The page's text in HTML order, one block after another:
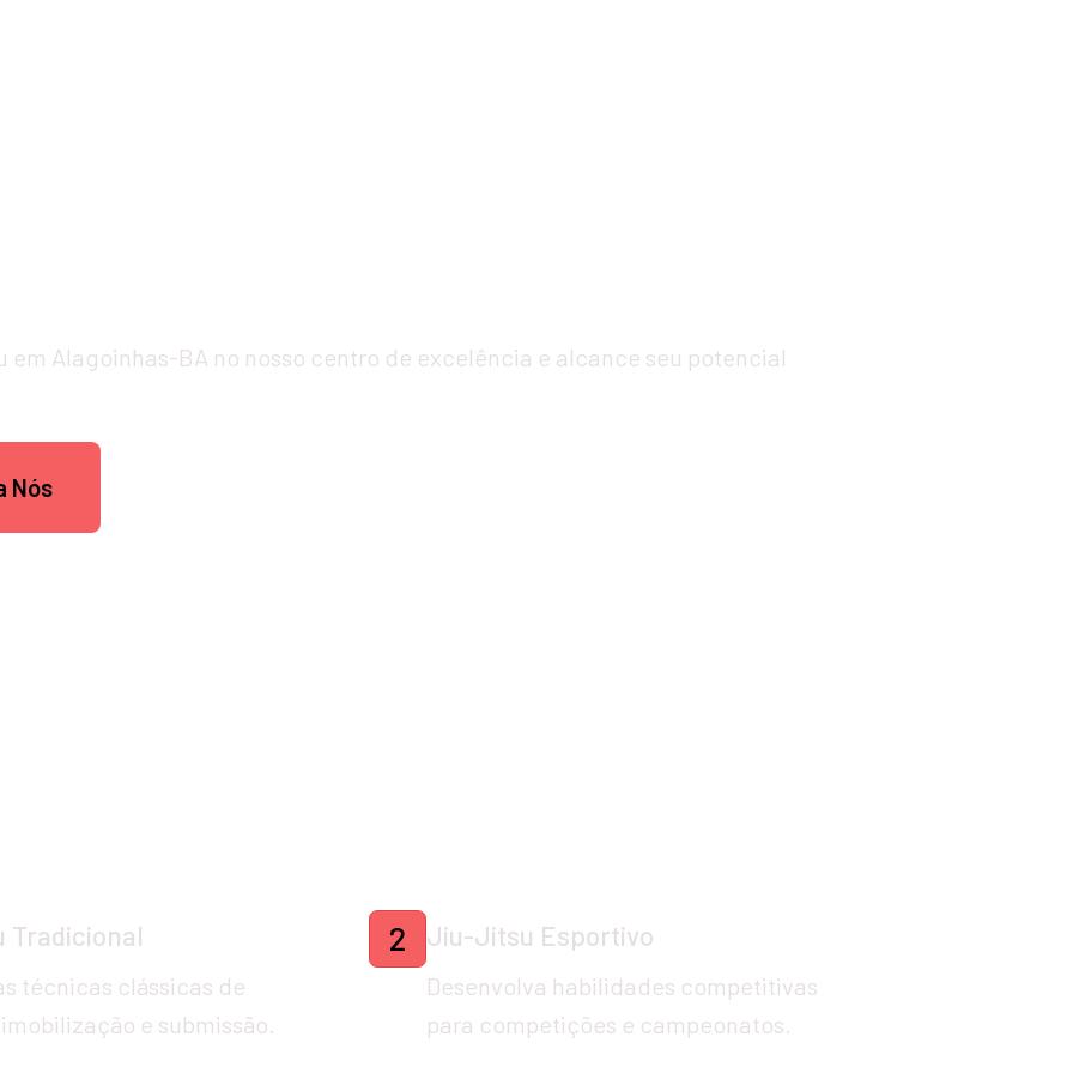
em Alagoinhas-BA no nosso centro de excelência e alcance seu potencial
Nós
técnicas clássicas de
e submissão.
2 Jiu-Jitsu Esportivo
Desenvolva habilidades competitivas
para competições e campeonatos.